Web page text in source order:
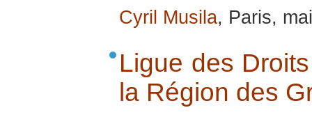
Cyril Musila, Paris,
Ligue des
la Région des